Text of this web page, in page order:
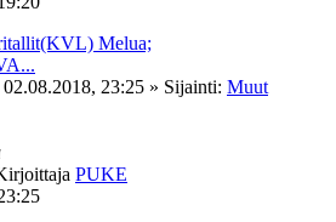
Melua;
02.08.2018, 23:25 » Sijainti: Muut
PUKE